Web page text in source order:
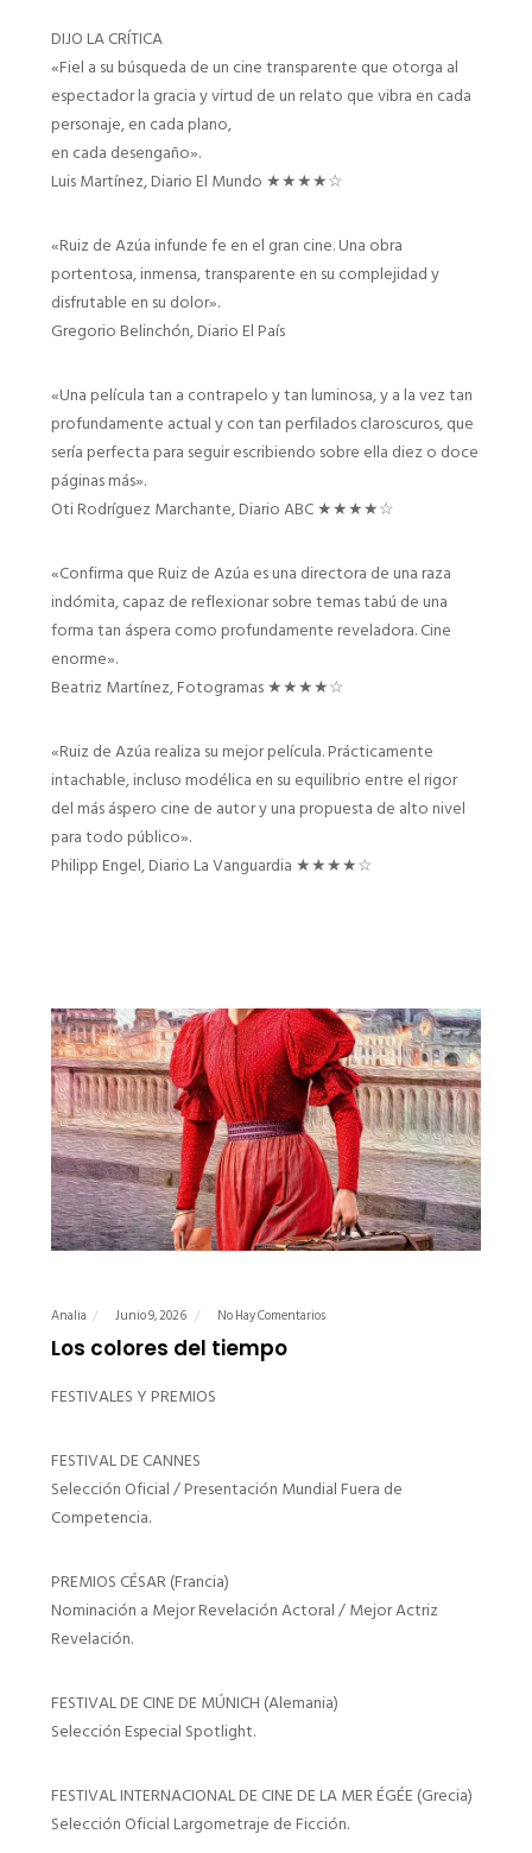
DIJO LA CRÍTICA
«Fiel a su búsqueda de un cine transparente que otorga al
espectador la gracia y virtud de un relato que vibra en cada
personaje, en cada plano,
en cada desengaño».
Luis Martínez, Diario El Mundo ★★★★☆
«Ruiz de Azúa infunde fe en el gran cine. Una obra
portentosa, inmensa, transparente en su complejidad y
disfrutable en su dolor».
Gregorio Belinchón, Diario El País
«Una película tan a contrapelo y tan luminosa, y a la vez tan
profundamente actual y con tan perfilados claroscuros, que
sería perfecta para seguir escribiendo sobre ella diez o doce
páginas más».
Oti Rodríguez Marchante, Diario ABC ★★★★☆
«Confirma que Ruiz de Azúa es una directora de una raza
indómita, capaz de reflexionar sobre temas tabú de una
forma tan áspera como profundamente reveladora. Cine
enorme».
Beatriz Martínez, Fotogramas ★★★★☆
«Ruiz de Azúa realiza su mejor película. Prácticamente
intachable, incluso modélica en su equilibrio entre el rigor
del más áspero cine de autor y una propuesta de alto nivel
para todo público».
Philipp Engel, Diario La Vanguardia ★★★★☆
Analia Junio 9, 2026 No Hay Comentarios
Los colores del tiempo
FESTIVALES Y PREMIOS
FESTIVAL DE CANNES
Selección Oficial / Presentación Mundial Fuera de
Competencia.
PREMIOS CÉSAR (Francia)
Nominación a Mejor Revelación Actoral / Mejor Actriz
Revelación.
FESTIVAL DE CINE DE MÚNICH (Alemania)
Selección Especial Spotlight.
FESTIVAL INTERNACIONAL DE CINE DE LA MER ÉGÉE (Grecia)
Selección Oficial Largometraje de Ficción.